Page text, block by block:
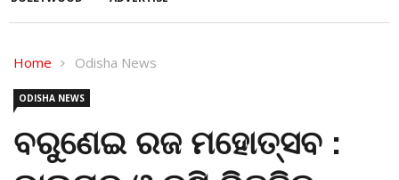
ବରୁଣେଇ ରଜ ମହୋତ୍ସବ :